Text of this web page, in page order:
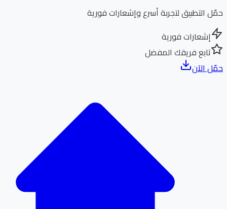
التطبيق لتجربة أسرع وإشعارات فورية
إشعارات فورية
تابع فريقك المفضل
الآن